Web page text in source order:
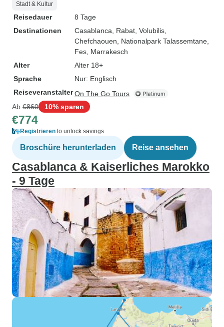
Stadt & Kultur
Reisedauer
8 Tage
Destinationen
Casablanca , Rabat , Volubilis
Chefchaouen , Nationalpark Talassemtane
Fes , Marrakesch
Alter
Alter 18+
Sprache
Nur: Englisch
ReiseveranstalterOn The Go Tours
Ab €860 10% sparen
€774
Registrieren to unlock savings
Broschüre herunterladen Reise ansehen
Casablanca & Kaiserliches Marokko
- 9 Tage